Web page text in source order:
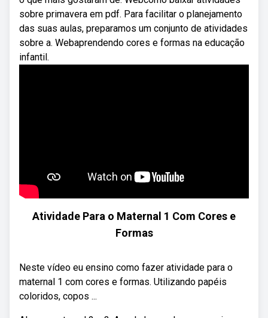
sobre primavera em pdf. Para facilitar o planejamento
das suas aulas, preparamos um conjunto de atividades
sobre a. Webaprendendo cores e formas na educação
infantil.
Atividade Para o Maternal 1 Com Cores e
Formas
Neste vídeo eu ensino como fazer atividade para o
maternal 1 com cores e formas. Utilizando papéis
coloridos, copos ...